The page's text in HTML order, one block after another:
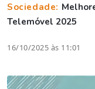
Sociedade:
Telemóvel 2025
16/10/2025 às 11:01